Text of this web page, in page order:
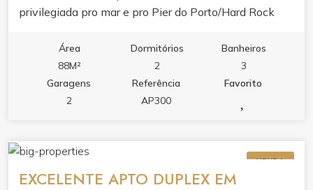
privilegiada pro mar e pro Pier do Porto/Hard Rock
Área
88M²
Dormitórios
2
Banheiros
3
Garagens
2
Referência
AP300
Favorito
VENDA
EXCELENTE APTO DUPLEX EM